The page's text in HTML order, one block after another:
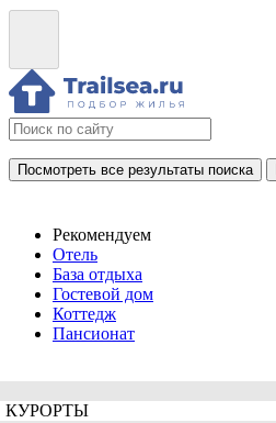
Посмотреть все результаты поиска
Рекомендуем
Отель
База отдыха
Гостевой дом
Коттедж
Пансионат
КУРОРТЫ